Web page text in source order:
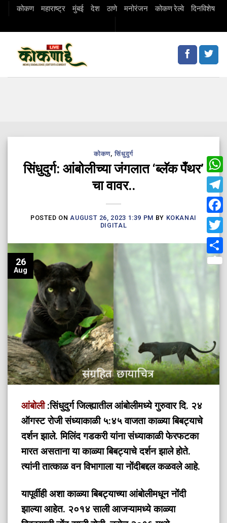
Skipकोकण महाराष्ट्र मुंबई देश ठाणे मनोरंजन कोकण रेल्वे दिनविशेष
कोकण,सिंधुदुर्ग
सिंधुदुर्ग: आंबोलीच्या जंगलात ‘ब्लॅक पँथर’
चा वावर..
POSTED ONAUGUST 26, 2023 1:39 PM BY KOKANAI
DIGITAL
26
Aug
आंबोली:सिंधुदुर्ग जिल्ह्यातील आंबोलीमध्ये गुरुवार दि. २४
ऑगस्ट रोजी संध्याकाळी ५:४५ वाजता काळ्या बिबट्याचे
दर्शन झाले. मिलिंद गडकरी यांना संध्याकाळी फेरफटका
मारत असताना या काळ्या बिबट्याचे दर्शन झाले होते.
त्यांनी तात्काळ वन विभागाला या नोंदीबद्दल कळवले आहे.
यापूर्वीही अशा काळ्या बिबट्याच्या आंबोलीमधून नोंदी
झाल्या आहेत. २०१४ साली आजऱ्यामध्ये काळ्या